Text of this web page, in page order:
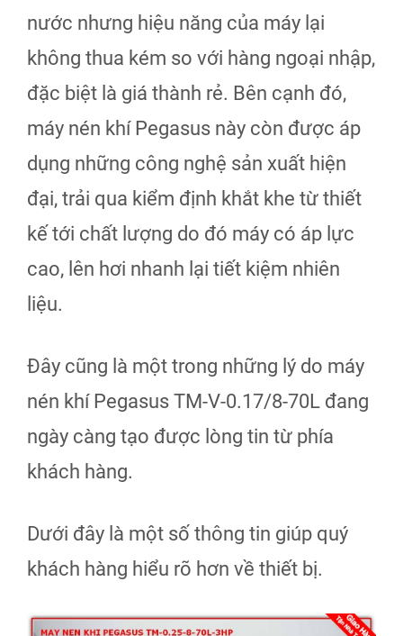
nước nhưng hiệu năng của máy lại
không thua kém so với hàng ngoại nhập,
đặc biệt là giá thành rẻ. Bên cạnh đó,
máy nén khí Pegasus này còn được áp
dụng những công nghệ sản xuất hiện
đại, trải qua kiểm định khắt khe từ thiết
kế tới chất lượng do đó máy có áp lực
cao, lên hơi nhanh lại tiết kiệm nhiên
liệu.
Đây cũng là một trong những lý do máy
nén khí Pegasus TM-V-0.17/8-70L đang
ngày càng tạo được lòng tin từ phía
khách hàng.
Dưới đây là một số thông tin giúp quý
khách hàng hiểu rõ hơn về thiết bị.